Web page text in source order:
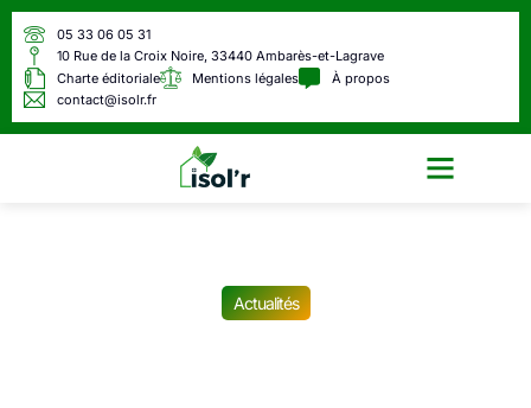
05 33 06 05 31
10 Rue de la Croix Noire, 33440 Ambarès-et-Lagrave
Charte éditoriale
Mentions légales
À propos
contact@isolr.fr
Actualités